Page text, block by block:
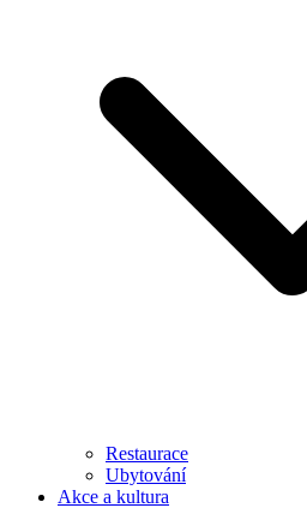
Restaurace
Ubytování
Akce a kultura